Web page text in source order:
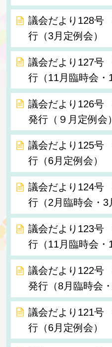
議会だより128号
行（3月定例会）
議会だより127号
行（11月臨時会・
議会だより126号
発行（９月定例会）
議会だより125号
行（6月定例会）
議会だより124号
行（2月臨時会・3
議会だより123号
行（11月臨時会・
議会だより122号
発行（8月臨時会
議会だより121号
行（6月定例会）